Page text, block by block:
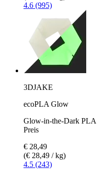
4.6 (995)
3DJAKE
ecoPLA Glow
Glow-in-the-Dark PLA
Preis
€ 28,49
(€ 28,49 / kg)
4.5 (243)